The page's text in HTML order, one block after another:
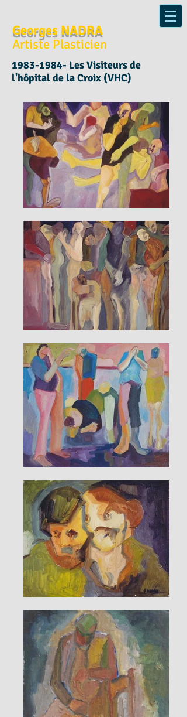
Georges NADRA
Artiste Plasticien
1983-1984- Les Visiteurs de
l'hôpital de la Croix (VHC)